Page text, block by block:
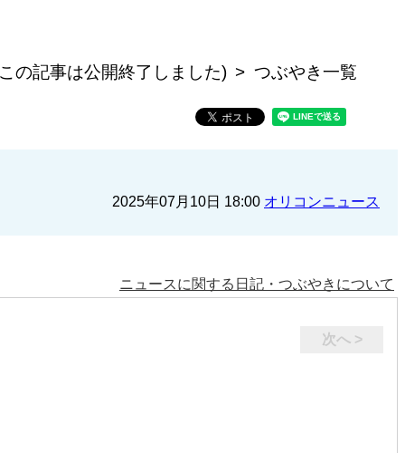
の記事は公開終了しました) つぶやき一覧
2025年07月10日 18:00 オリコンニュース
ニュースに関する日記・つぶやきについて
次へ >